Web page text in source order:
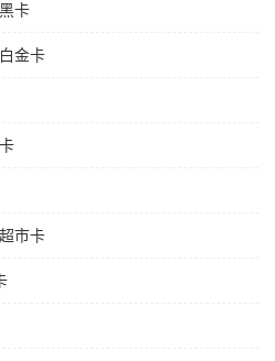
卡
金卡
市卡